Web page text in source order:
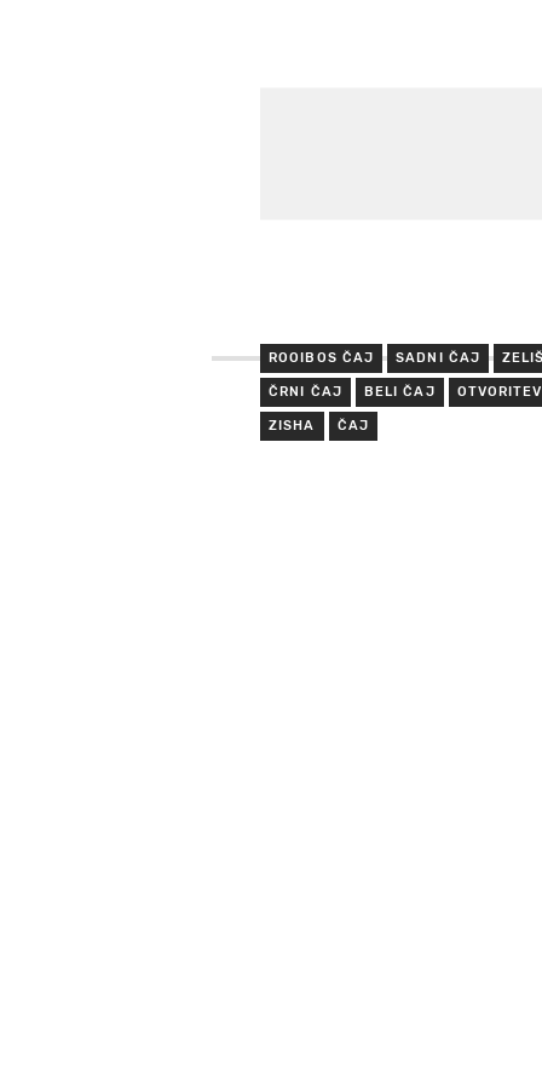
ROOIBOS ČAJ SADNI ČAJ
ČRNI ČAJ BELI ČAJ OTVORITEV
ZISHA ČAJ